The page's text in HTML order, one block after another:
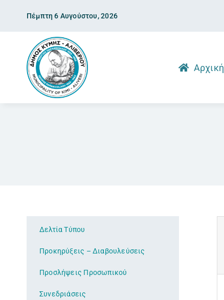
content
Πέμπτη 6 Αυγούστου, 2026
Αρχική
Δελτία Τύπου
Προκηρύξεις – Διαβουλεύσεις
Προσλήψεις Προσωπικού
Συνεδριάσεις